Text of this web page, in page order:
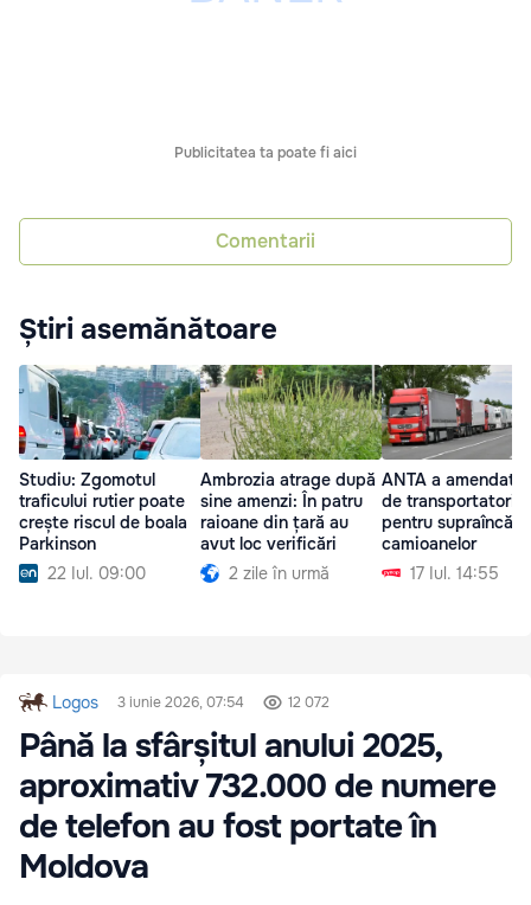
Publicitatea ta poate fi aici
Comentarii
Știri asemănătoare
Studiu: Zgomotul
traficului rutier poate
crește riscul de boala
Parkinson
22 Iul. 09:00
Ambrozia atrage după
sine amenzi: În patru
raioane din țară au
avut loc verificări
2 zile în urmă
ANTA a amendat
de transportatori
pentru
camioanelor
17 Iul. 14:55
Logos 3 iunie 2026, 07:54 12 072
Până la sfârșitul anului 2025,
aproximativ 732.000 de numere
de telefon au fost portate în
Moldova